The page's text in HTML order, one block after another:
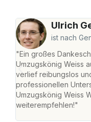
Ulrich
ist nach
"Ein großes
Umzugskönig Weiss
verlief reibungslos
professionellen
Umzugskönig Weiss
weiterempfehlen!"